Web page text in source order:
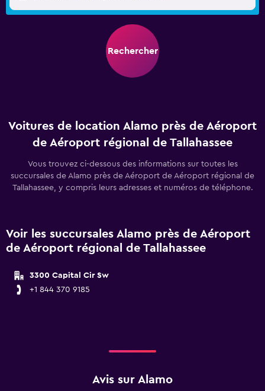
Rechercher
Voitures de location Alamo près de Aéroport
de Aéroport régional de Tallahassee
Vous trouvez ci-dessous des informations sur toutes les
succursales de Alamo près de Aéroport de Aéroport régional de
Tallahassee, y compris leurs adresses et numéros de téléphone.
Voir les succursales Alamo près de Aéroport
de Aéroport régional de Tallahassee
3300 Capital Cir Sw
+1 844 370 9185
Avis sur Alamo